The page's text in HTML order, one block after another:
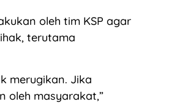
oleh tim KSP agar
terutama
merugikan. Jika
oleh masyarakat,”